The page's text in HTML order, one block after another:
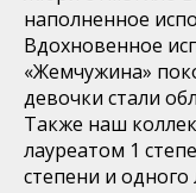
наполненное
Вдохновенное
«Жемчужина»
девочки стали
Также наш
лауреатом 1
степени и одного